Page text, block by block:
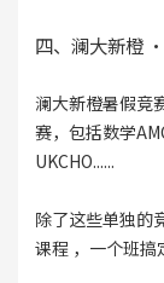
四、澜大新橙
澜大新橙暑假竞
赛，包括数学
UKCHO......
除了这些单独的
课程 ，一个班